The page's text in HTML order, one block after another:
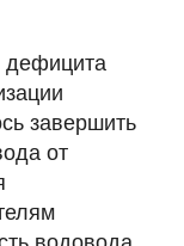
дефицита
завершить
от